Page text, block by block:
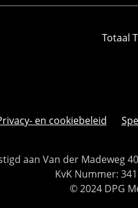
Totaal
en cookiebeleid
aan Van der Madeweg
KvK Nummer:
© 2024 DPG